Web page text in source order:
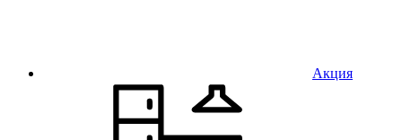
Акция